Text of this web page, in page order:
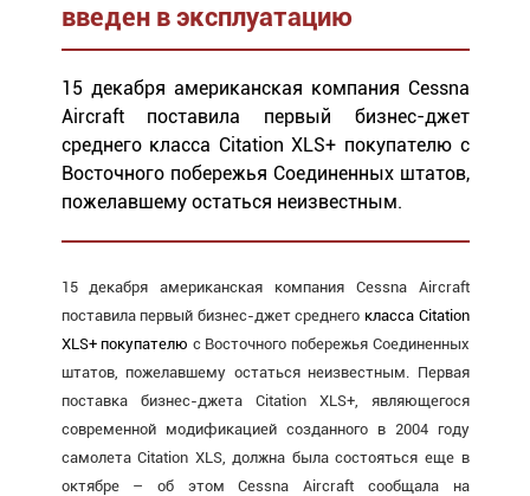
введен в эксплуатацию
15 декабря американская компания Cessna
Aircraft поставила первый бизнес-джет
среднего класса Citation XLS+ покупателю с
Восточного побережья Соединенных штатов,
пожелавшему остаться неизвестным.
15 декабря американская компания Cessna Aircraft
поставила первый бизнес-джет среднего класса Citation
XLS+покупателю с Восточного побережья Соединенных
штатов, пожелавшему остаться неизвестным. Первая
поставка бизнес-джета Citation XLS+, являющегося
современной модификацией созданного в 2004 году
самолета Citation XLS, должна была состояться еще в
октябре – об этом Cessna Aircraft сообщала на